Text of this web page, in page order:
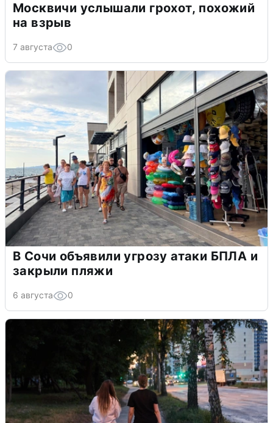
Москвичи услышали грохот, похожий
на взрыв
7 августа 0
В Сочи объявили угрозу атаки БПЛА и
закрыли пляжи
6 августа 0